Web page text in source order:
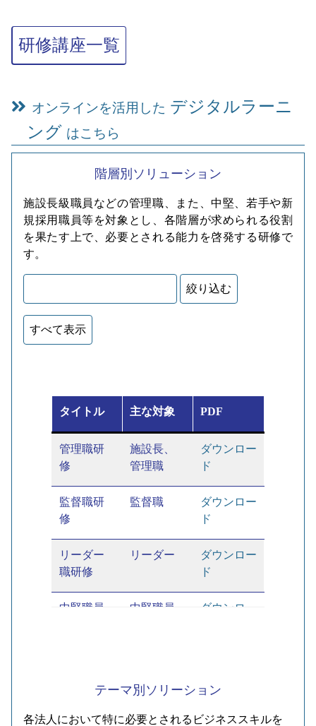
研修講座一覧
オンラインを活用した デジタルラーニ
ング はこちら
階層別ソリューション
施設長級職員などの管理職、また、中堅、若手や新
規採用職員等を対象とし、各階層が求められる役割
を果たす上で、必要とされる能力を啓発する研修で
す。
タイトル 主な対象 PDF
管理職研
修
施設長、
管理職
ダウンロー
ド
監督職研
修
監督職
ダウンロー
ド
リーダー
職研修
リーダー
ダウンロー
ド
中堅職員
中堅職員
ダウンロー
（仕事のテーマ別ソリーション
各法人において特に必要とされるビジネススキルを